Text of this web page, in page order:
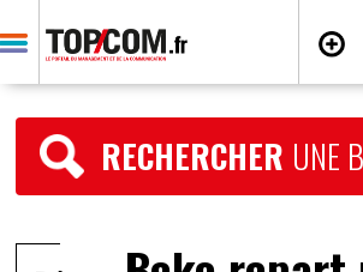
RECHERCHER UNE